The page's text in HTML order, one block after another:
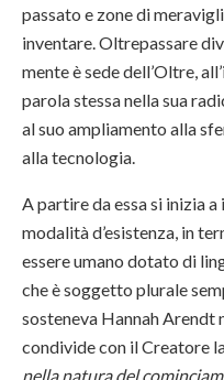
passato e zone di
inventare. Oltrepassare
mente è sede dell’Oltre,
parola stessa nella sua
al suo ampliamento alla
alla tecnologia.
A partire da essa si inizia
modalità d’esistenza, in
essere umano dotato di
che è soggetto plurale
sosteneva Hannah Arendt
condivide con il Creatore
nella natura del